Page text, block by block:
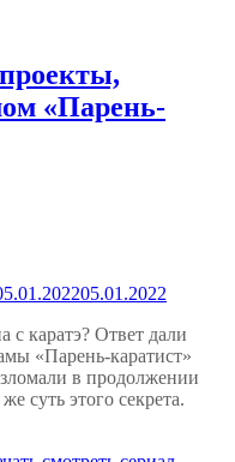
«Парень-
05.01.2022
с каратэ? Ответ дали
«Парень-каратист»
в продолжении
суть этого секрета.